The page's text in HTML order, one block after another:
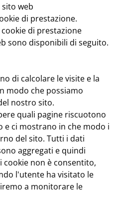
web
di prestazione.
di prestazione
sono disponibili di seguito.
di calcolare le visite e la
modo che possiamo
nostro sito.
quali pagine riscuotono
e ci mostrano in che modo i
del sito. Tutti i dati
aggregati e quindi
cookie non è consentito,
l'utente ha visitato le
a monitorare le